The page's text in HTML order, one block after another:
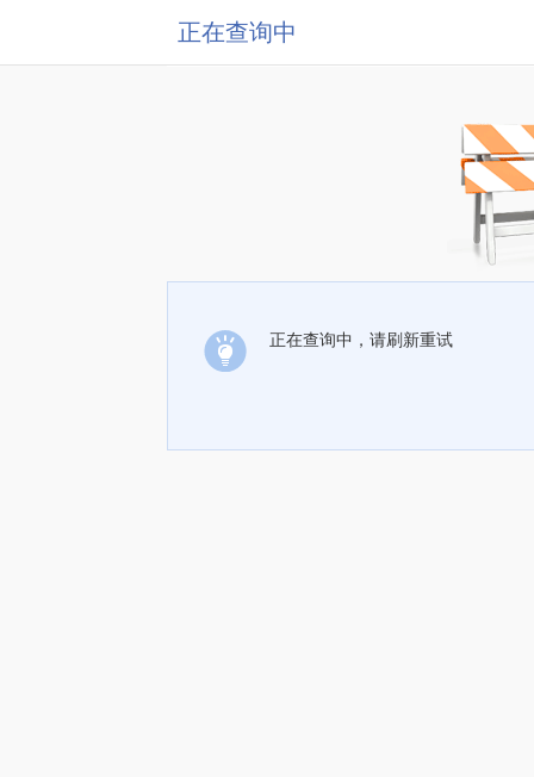
正在查询中
正在查询中，请刷新重试